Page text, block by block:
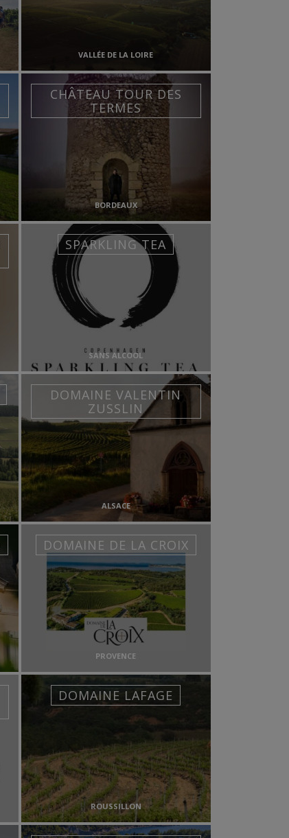
VALLÉE DE LA LOIRE
CHÂTEAU TOUR DES
TERMES
BORDEAUX
SPARKLING TEA
SANS ALCOOL
DOMAINE VALENTIN
ZUSSLIN
ALSACE
DOMAINE DE LA CROIX
PROVENCE
DOMAINE LAFAGE
ROUSSILLON